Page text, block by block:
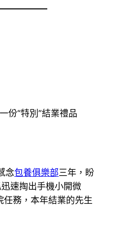
份“特別”結業禮品
念包養俱樂部三年，盼
速掏出手機小開微
任務，本年結業的先生